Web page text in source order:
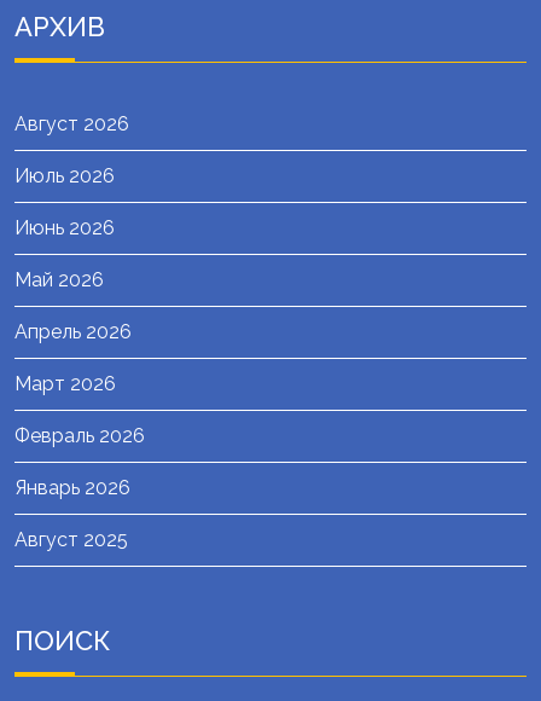
АРХИВ
Август 2026
Июль 2026
Июнь 2026
Май 2026
Апрель 2026
Март 2026
Февраль 2026
Январь 2026
Август 2025
ПОИСК